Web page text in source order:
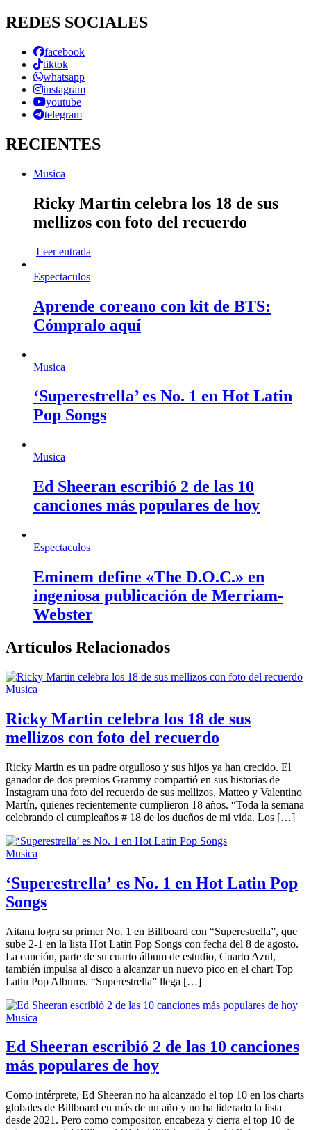
REDES SOCIALES
facebook
tiktok
whatsapp
instagram
youtube
telegram
RECIENTES
Musica
Ricky Martin celebra los 18 de sus
mellizos con foto del recuerdo
Leer entrada
Espectaculos
Aprende coreano con kit de BTS:
Cómpralo aquí
Musica
‘Superestrella’ es No. 1 en Hot Latin
Pop Songs
Musica
Ed Sheeran escribió 2 de las 10
canciones más populares de hoy
Espectaculos
Eminem define «The D.O.C.» en
ingeniosa publicación de Merriam-
Webster
Artículos Relacionados
Musica
Ricky Martin celebra los 18 de sus
mellizos con foto del recuerdo
Ricky Martin es un padre orgulloso y sus hijos ya han crecido. El
ganador de dos premios Grammy compartió en sus historias de
Instagram una foto del recuerdo de sus mellizos, Matteo y Valentino
Martín, quienes recientemente cumplieron 18 años. “Toda la semana
celebrando el cumpleaños # 18 de los dueños de mi vida. Los […]
Musica
‘Superestrella’ es No. 1 en Hot Latin Pop
Songs
Aitana logra su primer No. 1 en Billboard con “Superestrella”, que
sube 2-1 en la lista Hot Latin Pop Songs con fecha del 8 de agosto.
La canción, parte de su cuarto álbum de estudio, Cuarto Azul,
también impulsa al disco a alcanzar un nuevo pico en el chart Top
Latin Pop Albums. “Superestrella” llega […]
Musica
Ed Sheeran escribió 2 de las 10 canciones
más populares de hoy
Como intérprete, Ed Sheeran no ha alcanzado el top 10 en los charts
globales de Billboard en más de un año y no ha liderado la lista
desde 2021. Pero como compositor, encabeza y cierra el top 10 de